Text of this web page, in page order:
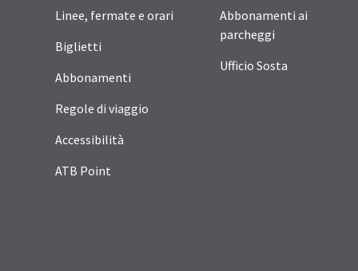
Linee, fermate e orari
Biglietti
Abbonamenti
Regole di viaggio
Accessibilità
ATB Point
Abbonamenti ai
parcheggi
Ufficio Sosta